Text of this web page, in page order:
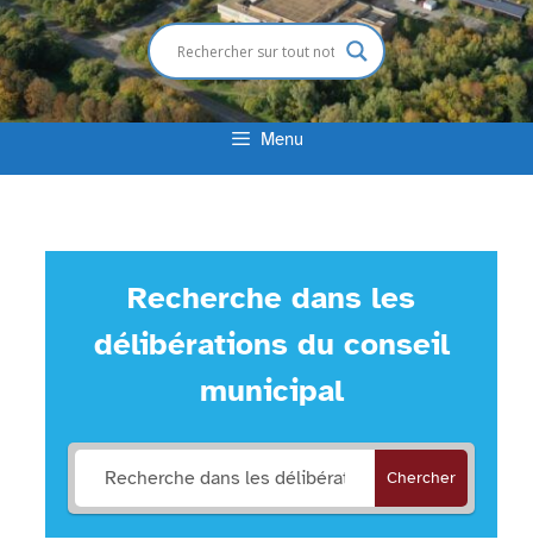
Menu
Recherche dans les
délibérations du conseil
municipal
Chercher